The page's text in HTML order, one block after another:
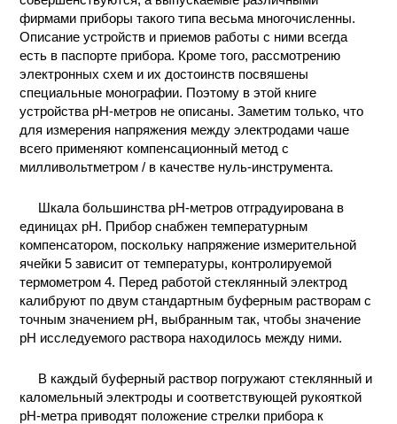
фирмами приборы такого типа весьма многочисленны.
Описание устройств и приемов работы с ними всегда
есть в паспорте прибора. Кроме того, рассмотрению
электронных схем и их достоинств посвяшены
специальные монографии. Поэтому в этой книге
устройства рН-метров не описаны. Заметим только, что
для измерения напряжения между электродами чаше
всего применяют компенсационный метод с
милливольтметром / в качестве нуль-инструмента.
Шкала большинства рН-метров отградуирована в
единицах рН. Прибор снабжен температурным
компенсатором, поскольку напряжение измерительной
ячейки 5 зависит от температуры, контролируемой
термометром 4. Перед работой стеклянный электрод
калибруют по двум стандартным буферным растворам с
точным значением рН, выбранным так, чтобы значение
рН исследуемого раствора находилось между ними.
В каждый буферный раствор погружают стеклянный и
каломельный электроды и соответствующей рукояткой
рН-метра приводят положение стрелки прибора к